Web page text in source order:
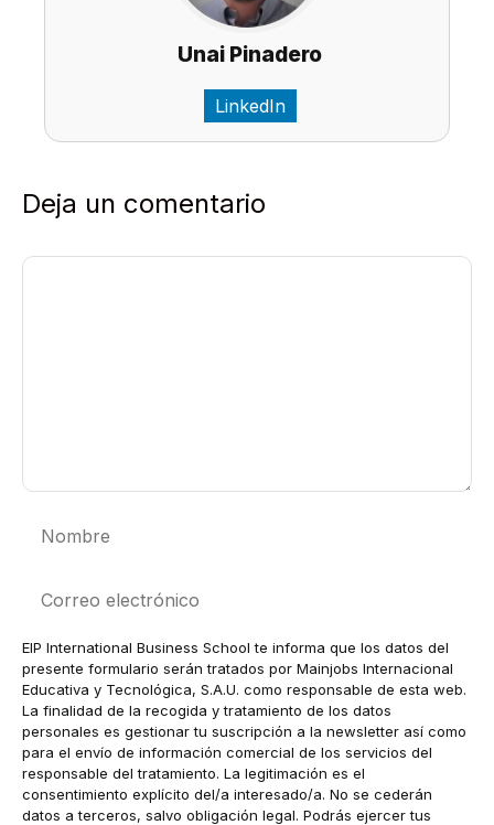
Unai Pinadero
LinkedIn
Deja un comentario
Comentario
electrónico
EIP International Business School te informa que los datos del
presente formulario serán tratados por Mainjobs Internacional
Educativa y Tecnológica, S.A.U. como responsable de esta web.
La finalidad de la recogida y tratamiento de los datos
personales es gestionar tu suscripción a la newsletter así como
para el envío de información comercial de los servicios del
responsable del tratamiento. La legitimación es el
consentimiento explícito del/a interesado/a. No se cederán
datos a terceros, salvo obligación legal. Podrás ejercer tus